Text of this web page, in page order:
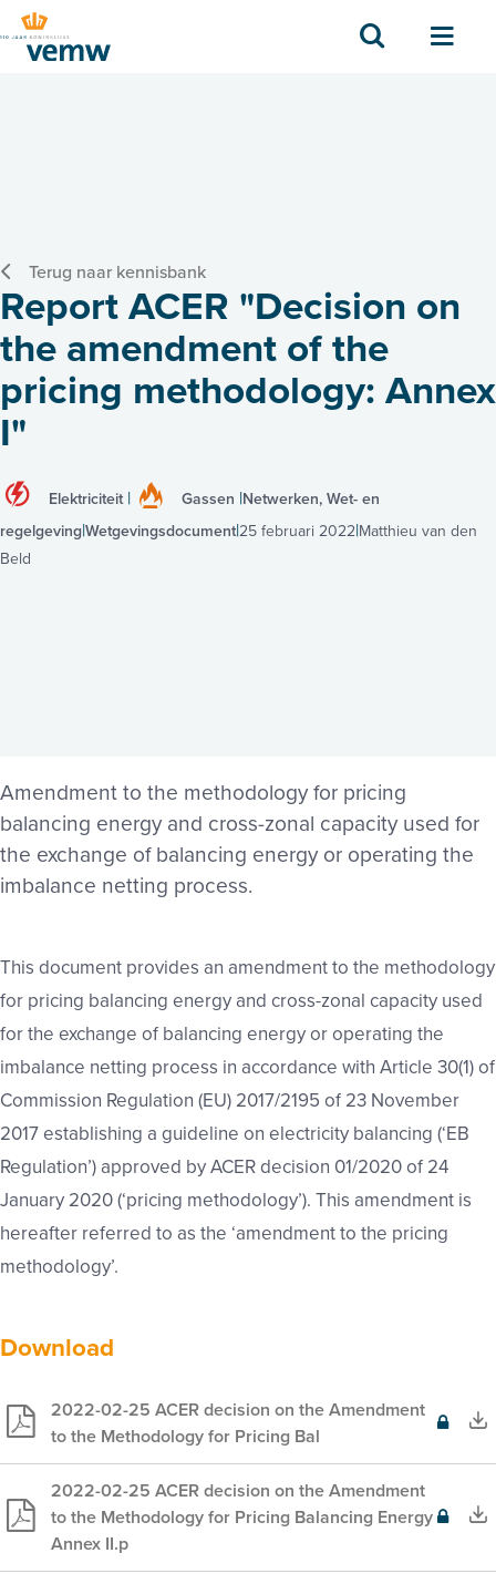
Zoek
Terug naar kennisbank
Report ACER "Decision on
the amendment of the
pricing methodology: Annex
I"
Elektriciteit Gassen Netwerken, Wet- en
regelgevingWetgevingsdocument25 februari 2022 Matthieu van den
Beld
Amendment to the methodology for pricing
balancing energy and cross-zonal capacity used for
the exchange of balancing energy or operating the
imbalance netting process.
This document provides an amendment to the methodology
for pricing balancing energy and cross-zonal capacity used
for the exchange of balancing energy or operating the
imbalance netting process in accordance with Article 30(1) of
Commission Regulation (EU) 2017/2195 of 23 November
2017 establishing a guideline on electricity balancing (‘EB
Regulation’) approved by ACER decision 01/2020 of 24
January 2020 (‘pricing methodology’). This amendment is
hereafter referred to as the ‘amendment to the pricing
methodology’.
Download
2022-02-25 ACER decision on the Amendment
to the Methodology for Pricing Bal
Exclusief
voor
2022-02-25 ACER decision on the Amendment
to the Methodology for Pricing Balancing Energy
Annex II.p
Exclusief